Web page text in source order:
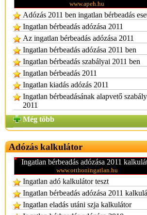
www.apeh.hu
Adózás 2011 ben ingatlan bérbeadás
Ingatlan bérbeadás adózása 2011
Az ingatlan bérbeadás adózása 2011
Ingatlan bérbeadás adózása 2011 ben
Ingatlan bérbeadás szabályai 2011 ben
Ingatlan bérbeadás 2011
Ingatlan kiadás adózás 2011
Ingatlan bérbeadásának alapvető
2011
Még több
Adózás kalkulátor
Ingatlan bérbeadás adózása 2011
www.otthoningatlan.hu
Ingatlan adó kalkulátor teszt
Ingatlan bérbeadás adózása 2011
Ingatlan eladás utáni szja kalkulátor